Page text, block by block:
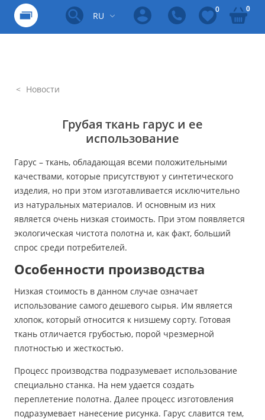
RU
0 0
Новости
Грубая ткань гарус и ее
использование
Гарус – ткань, обладающая всеми положительными
качествами, которые присутствуют у синтетического
изделия, но при этом изготавливается исключительно
из натуральных материалов. И основным из них
является очень низкая стоимость. При этом появляется
экологическая чистота полотна и, как факт, больший
спрос среди потребителей.
Особенности производства
Низкая стоимость в данном случае означает
использование самого дешевого сырья. Им является
хлопок, который относится к низшему сорту. Готовая
ткань отличается грубостью, порой чрезмерной
плотностью и жесткостью.
Процесс производства подразумевает использование
специально станка. На нем удается создать
переплетение полотна. Далее процесс изготовления
подразумевает нанесение рисунка. Гарус славится тем,